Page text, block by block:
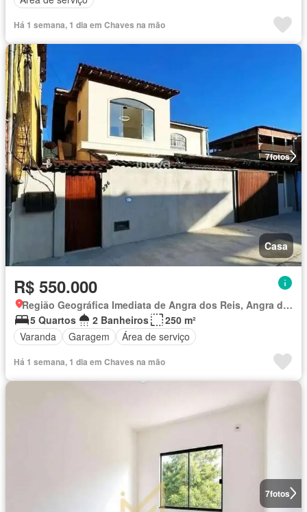
Há 1 semana, 1 dia em Chaves na mão
7fotos
Casa
R$ 550.000
Região Geográfica Imediata de Angra dos Reis, Angra dos Reis
5 Quartos
2 Banheiros
250 m²
Varanda
Garagem Área de serviço
Há 1 semana, 1 dia em Chaves na mão
7fotos